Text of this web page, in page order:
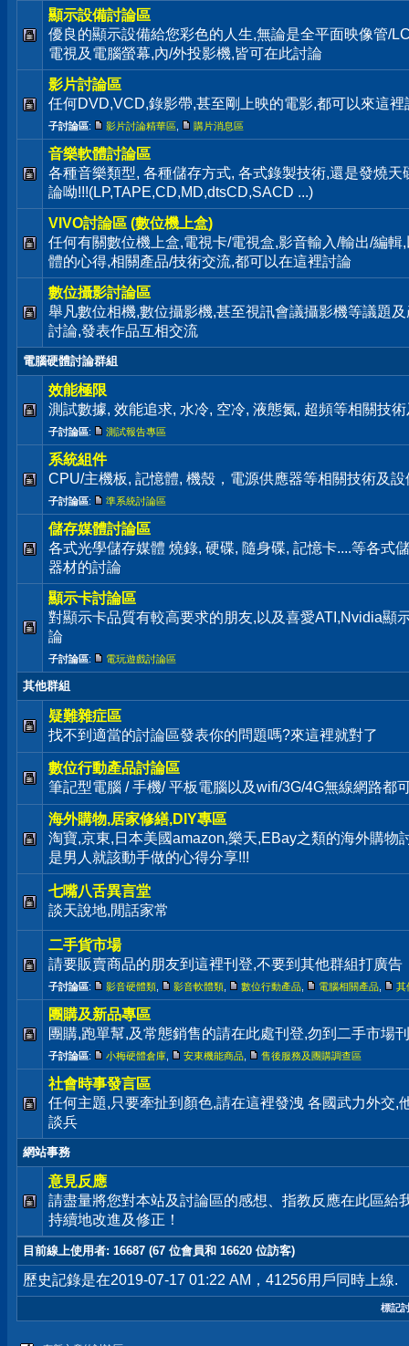
顯示設備討論區
優良的顯示設備給您彩色的人生,無論是全平面映像管/
電視及電腦螢幕,內/外投影機,皆可在此討論
影片討論區
任何DVD,VCD,錄影帶,甚至剛上映的電影,都可以來這裡
子討論區: 影片討論精華區 購片消息區
音樂軟體討論區
各種音樂類型, 各種儲存方式, 各式錄製技術,還是發燒天
論呦!!!(LP,TAPE,CD,MD,dtsCD,SACD ...)
VIVO討論區 (數位機上盒)
任何有關數位機上盒,電視卡/電視盒,影音輸入/輸出/編輯
體的心得,相關產品/技術交流,都可以在這裡討論
數位攝影討論區
舉凡數位相機,數位攝影機,甚至視訊會議攝影機等議題
討論,發表作品互相交流
電腦硬體討論群組
效能極限
測試數據, 效能追求, 水冷, 空冷, 液態氮, 超頻等相關技
子討論區: 測試報告專區
系統組件
CPU/主機板, 記憶體, 機殼，電源供應器等相關技術及
子討論區: 準系統討論區
儲存媒體討論區
各式光學儲存媒體 燒錄, 硬碟, 隨身碟, 記憶卡....等各式
器材的討論
顯示卡討論區
對顯示卡品質有較高要求的朋友,以及喜愛ATI,Nvidia顯
論
子討論區: 電玩遊戲討論區
其他群組
疑難雜症區
找不到適當的討論區發表你的問題嗎?來這裡就對了
數位行動產品討論區
筆記型電腦 / 手機/ 平板電腦以及wifi/3G/4G無線網路都
海外購物,居家修繕,DIY專區
淘寶,京東,日本美國amazon,樂天,EBay之類的海外購物
是男人就該動手做的心得分享!!!
七嘴八舌異言堂
談天說地,閒話家常
二手貨市場
請要販賣商品的朋友到這裡刊登,不要到其他群組打廣告
子討論區: 影音硬體類 影音軟體類 數位行動產品 電腦相關產品 其
團購及新品專區
團購,跑單幫,及常態銷售的請在此處刊登,勿到二手市場
子討論區: 小梅硬體倉庫 安東機能商品 售後服務及團購調查區
社會時事發言區
任何主題,只要牽扯到顏色,請在這裡發洩 各國武力外交,
談兵
網站事務
意見反應
請盡量將您對本站及討論區的感想、指教反應在此區給
持續地改進及修正！
目前線上使用者: 16687 (67 位會員和 16620 位訪客)
歷史記錄是在2019-07-17 01:22 AM，41256用戶同時上線.
標記